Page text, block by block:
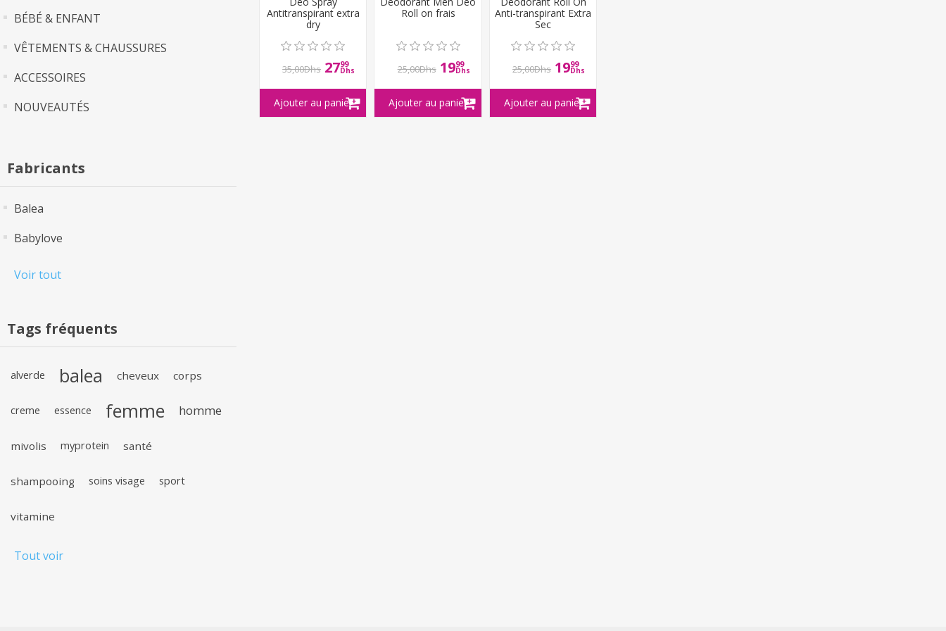
BÉBÉ & ENFANT
VÊTEMENTS & CHAUSSURES
ACCESSOIRES
NOUVEAUTÉS
Fabricants
Balea
Babylove
Voir tout
Tags fréquents
alverde balea cheveux corps
creme essence femme homme
mivolis myprotein santé
shampooing soins visage sport
vitamine
Tout voir
Antitranspirant extra
dry
35,00Dhs 2799
Dhs
Roll on frais
25,00Dhs 1999
Dhs
Anti-transpirant Extra
Sec
25,00Dhs 1999
Dhs